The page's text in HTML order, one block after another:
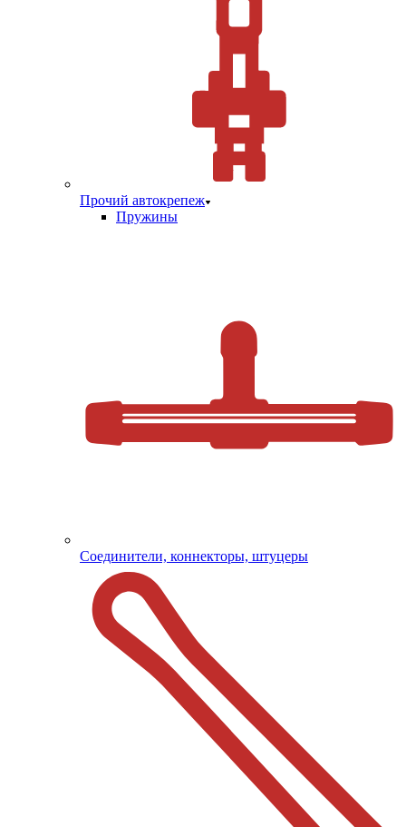
Прочий автокрепеж
Пружины
Соединители, коннекторы, штуцеры